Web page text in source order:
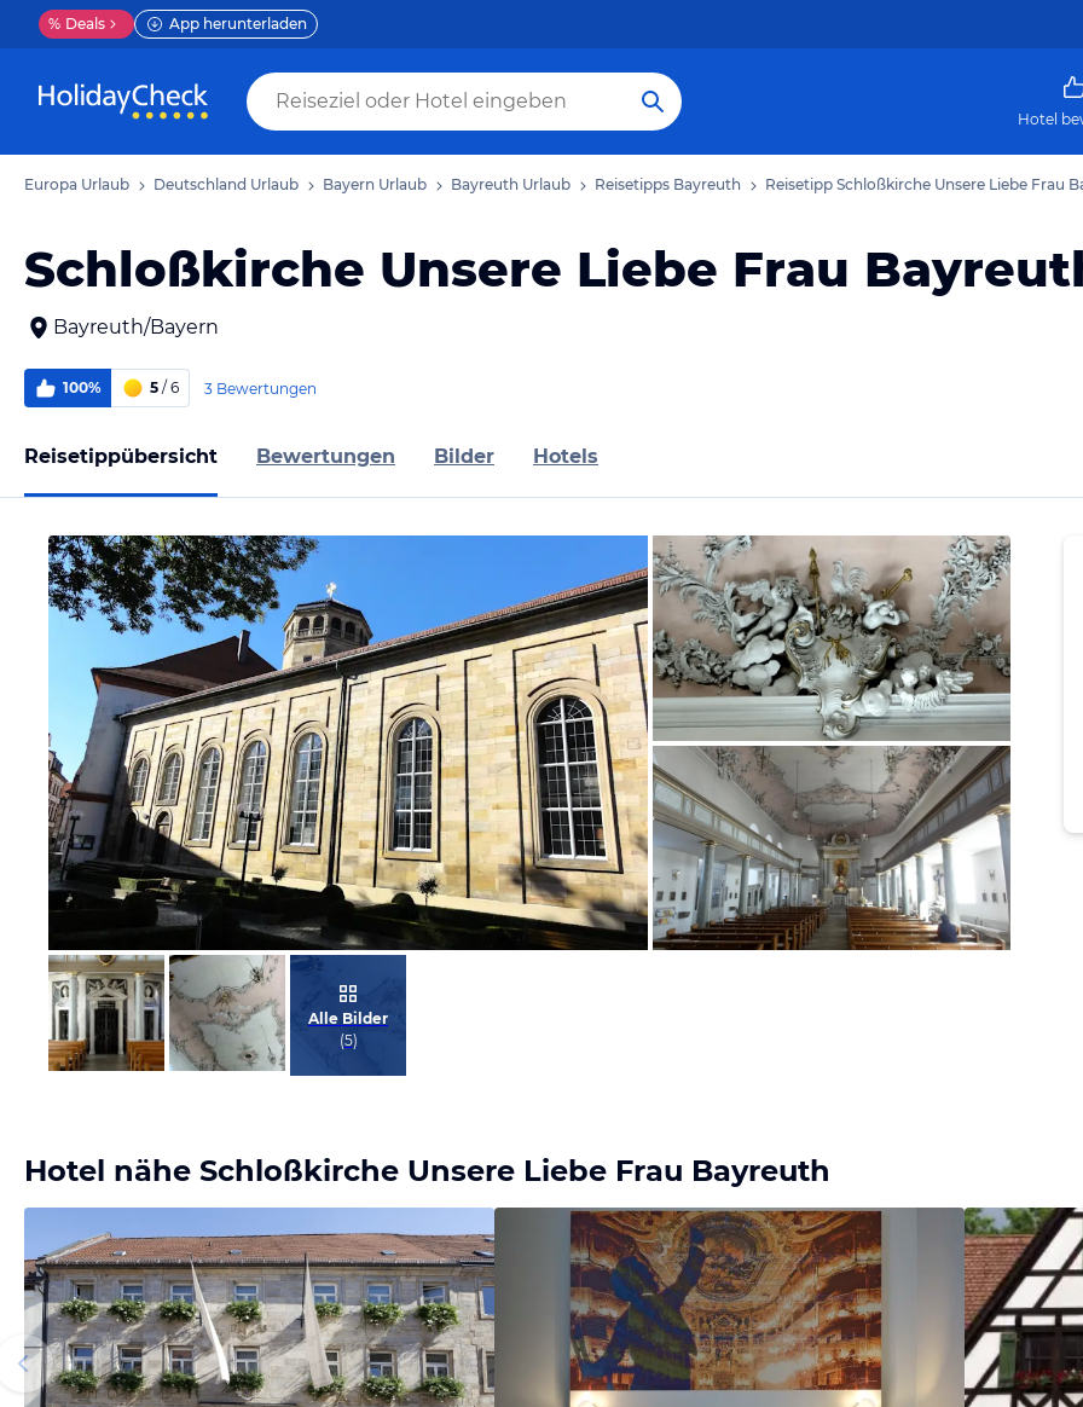
% Deals App herunterladen
Hotel
Europa Urlaub Deutschland Urlaub Bayern Urlaub Bayreuth Urlaub Reisetipps Bayreuth Reisetipp Schloßkirche Unsere Liebe Frau
Schloßkirche Unsere Liebe Frau
Bayreuth/Bayern
100% 5 / 6 3 Bewertungen
Reisetippübersicht Bewertungen Bilder Hotels
Bild melden
von Jörn
Bild melden
von Jörn
Alle Bilder
(5)
Hotel nähe Schloßkirche Unsere Liebe Frau Bayreuth